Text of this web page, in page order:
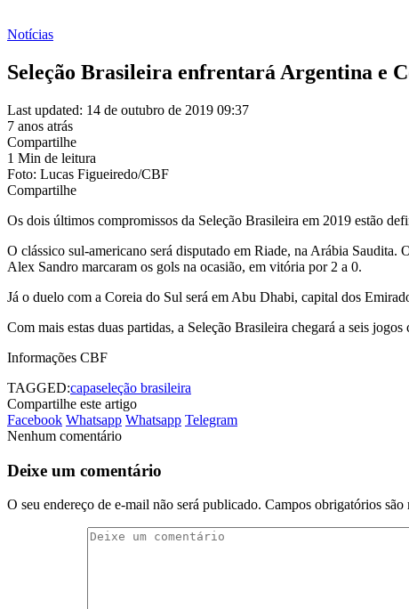
Notícias
Seleção Brasileira enfrentará Argentina e
Last updated: 14 de outubro de 2019 09:37
7 anos atrás
Compartilhe
1 Min de leitura
Foto: Lucas Figueiredo/CBF
Compartilhe
Os dois últimos compromissos da Seleção Brasileira em 2019 estão
O clássico sul-americano será disputado em Riade, na Arábia
Alex Sandro marcaram os gols na ocasião, em vitória por 2 a 0.
Já o duelo com a Coreia do Sul será em Abu Dhabi, capital dos
Com mais estas duas partidas, a Seleção Brasileira chegará a seis
Informações CBF
TAGGED:capaseleção brasileira
Compartilhe este artigo
Facebook Whatsapp Whatsapp Telegram
Nenhum comentário
Deixe um comentário
O seu endereço de e-mail não será publicado. Campos obrigatórios são